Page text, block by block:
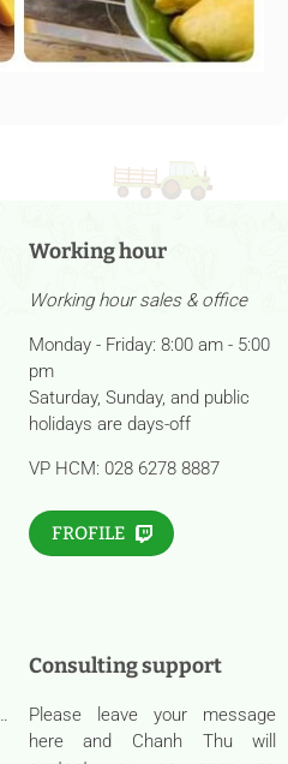
Working hour
Working hour sales & office
Monday - Friday: 8:00 am - 5:00
pm
Saturday, Sunday, and public
holidays are days-off
VP HCM: 028 6278 8887
FROFILE
Consulting support
Please leave your message
here and Chanh Thu will